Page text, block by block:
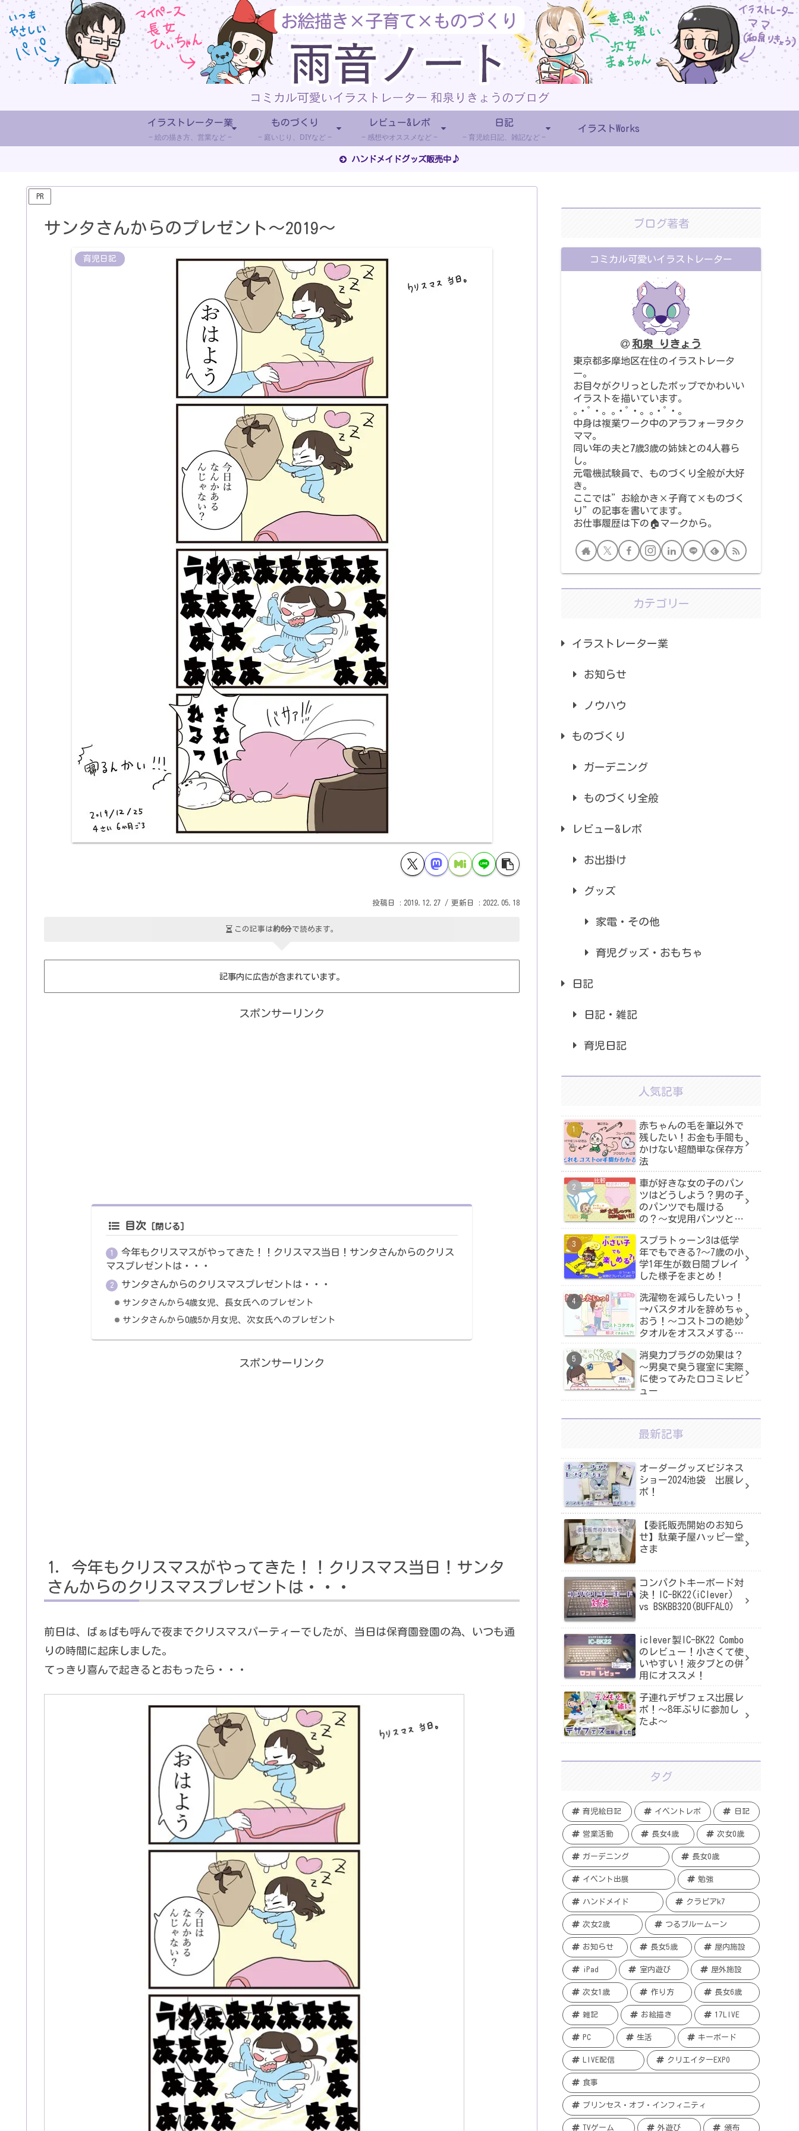
イラストレーター業
絵の描き方、営業など
ものづくり
庭いじり、DIYなど
レビュー&レポ
感想やオススメなど
日記
育児絵日記、雑記など
イラストWorks
ハンドメイドグッズ販売中♪
PR
サンタさんからのプレゼント～2019～
育児日記
2019.12.27 2022.05.18
この記事は約6分で読めます。
記事内に広告が含まれています。
スポンサーリンク
目次
今年もクリスマスがやってきた！！クリスマス当日！サンタさんからのクリス
マスプレゼントは・・・
サンタさんからのクリスマスプレゼントは・・・
サンタさんから4歳女児、長女氏へのプレゼント
サンタさんから0歳5か月女児、次女氏へのプレゼント
スポンサーリンク
今年もクリスマスがやってきた！！クリスマス当日！サンタ
さんからのクリスマスプレゼントは・・・
前日は、ばぁばも呼んで夜までクリスマスパーティーでしたが、当日は保育園登園の為、いつも通
りの時間に起床しました。
てっきり喜んで起きるとおもったら・・・
ブログ著者
コミカル可愛いイラストレーター
和泉 りきょう
東京都多摩地区在住のイラストレータ
ー。
お目々がクリっとしたポップでかわいい
イラストを描いています。
｡・ﾟ・。｡・ﾟ・。｡・ﾟ・。
中身は複業ワーク中のアラフォーヲタク
ママ。
同い年の夫と7歳3歳の姉妹との4人暮ら
し。
元電機試験員で、ものづくり全般が大好
き。
ここでは”お絵かき×子育て×ものづく
り”の記事を書いてます。
お仕事履歴は下の🏠マークから。
カテゴリー
イラストレーター業
お知らせ
ノウハウ
ものづくり
ガーデニング
ものづくり全般
レビュー&レポ
お出掛け
グッズ
家電・その他
育児グッズ・おもちゃ
日記
日記・雑記
育児日記
人気記事
赤ちゃんの毛を筆以外で
残したい！お金も手間も
かけない超簡単な保存方
法
車が好きな女の子のパン
ツはどうしよう？男の子
のパンツでも履ける
の？〜女児用パンツと男
スプラトゥーン3は低学
年でもできる?〜7歳の小
学1年生が数日間プレイ
した様子をまとめ！
洗濯物を減らしたいっ！
→バスタオルを辞めちゃ
おう！〜コストコの絶妙
タオルをオススメする3
消臭力プラグの効果は？
～男臭で臭う寝室に実際
に使ってみた口コミレビ
ュー
最新記事
オーダーグッズビジネス
ショー2024池袋 出展レ
ポ！
【委託販売開始のお知ら
せ】駄菓子屋ハッピー堂
さま
コンパクトキーボード対
決！IC-BK22(iClever)
vs BSKBB320(BUFFALO)
iclever製IC-BK22 Combo
のレビュー！小さくて使
いやすい！液タブとの併
用にオススメ！
子連れデザフェス出展レ
ポ！〜8年ぶりに参加し
たよ〜
タグ
育児絵日記 イベントレポ 日記
営業活動 長女4歳 次女0歳
ガーデニング 長女0歳
イベント出展 勉強
ハンドメイド クラピアk7
次女2歳 つるブルームーン
お知らせ 長女5歳 屋内施設
iPad 室内遊び 屋外施設
次女1歳 作り方 長女6歳
雑記 お絵描き 17LIVE
PC 生活 キーボード
LIVE配信 クリエイターEXPO
食事
プリンセス・オブ・インフィニティ
TVゲーム 外遊び 頒布